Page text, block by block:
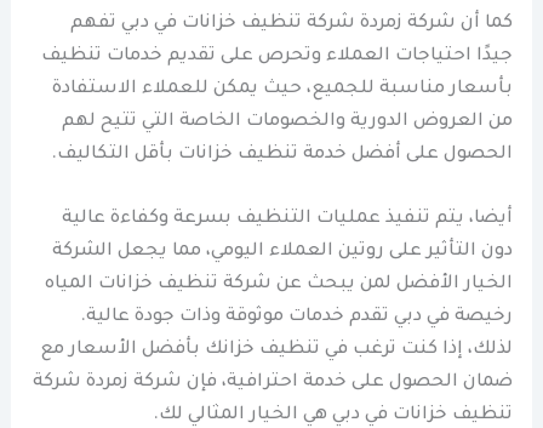
كما أن شركة زمردة شركة تنظيف خزانات في دبي تفهم
جيدًا احتياجات العملاء وتحرص على تقديم خدمات تنظيف
بأسعار مناسبة للجميع، حيث يمكن للعملاء الاستفادة
من العروض الدورية والخصومات الخاصة التي تتيح لهم
الحصول على أفضل خدمة تنظيف خزانات بأقل التكاليف.
أيضا، يتم تنفيذ عمليات التنظيف بسرعة وكفاءة عالية
دون التأثير على روتين العملاء اليومي، مما يجعل الشركة
الخيار الأفضل لمن يبحث عن شركة تنظيف خزانات المياه
رخيصة في دبي تقدم خدمات موثوقة وذات جودة عالية.
لذلك، إذا كنت ترغب في تنظيف خزانك بأفضل الأسعار مع
ضمان الحصول على خدمة احترافية، فإن شركة زمردة شركة
تنظيف خزانات في دبي هي الخيار المثالي لك.